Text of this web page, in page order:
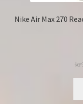
Nike Air Max 270
kr